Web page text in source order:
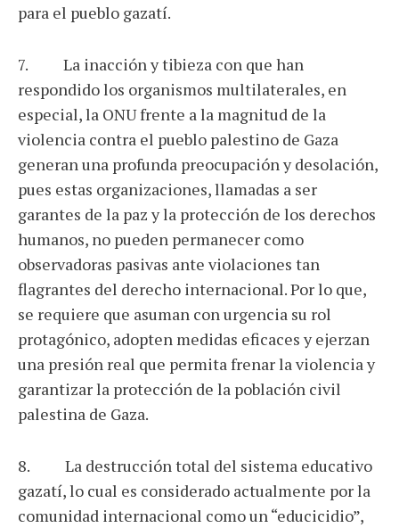
para el pueblo gazatí.
7. La inacción y tibieza con que han
respondido los organismos multilaterales, en
especial, la ONU frente a la magnitud de la
violencia contra el pueblo palestino de Gaza
generan una profunda preocupación y desolación,
pues estas organizaciones, llamadas a ser
garantes de la paz y la protección de los derechos
humanos, no pueden permanecer como
observadoras pasivas ante violaciones tan
flagrantes del derecho internacional. Por lo que,
se requiere que asuman con urgencia su rol
protagónico, adopten medidas eficaces y ejerzan
una presión real que permita frenar la violencia y
garantizar la protección de la población civil
palestina de Gaza.
8. La destrucción total del sistema educativo
gazatí, lo cual es considerado actualmente por la
comunidad internacional como un “educicidio”,